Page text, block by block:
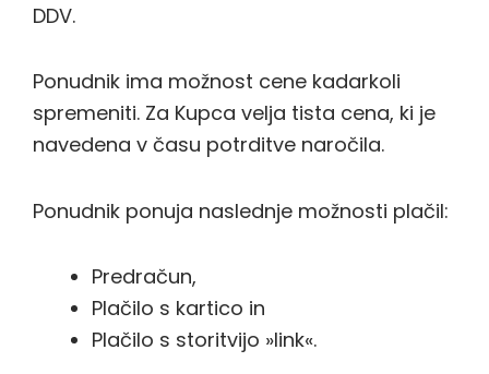
DDV.
Ponudnik ima možnost cene kadarkoli
spremeniti. Za Kupca velja tista cena, ki je
navedena v času potrditve naročila.
Ponudnik ponuja naslednje možnosti plačil:
Predračun,
Plačilo s kartico in
Plačilo s storitvijo »link«.